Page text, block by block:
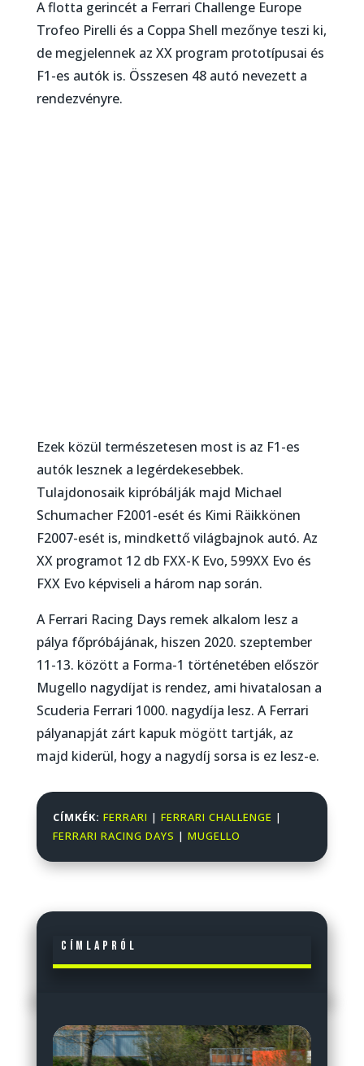
A flotta gerincét a Ferrari Challenge Europe
Trofeo Pirelli és a Coppa Shell mezőnye teszi ki,
de megjelennek az XX program prototípusai és
F1-es autók is. Összesen 48 autó nevezett a
rendezvényre.
Ezek közül természetesen most is az F1-es
autók lesznek a legérdekesebbek.
Tulajdonosaik kipróbálják majd Michael
Schumacher F2001-esét és Kimi Räikkönen
F2007-esét is, mindkettő világbajnok autó. Az
XX programot 12 db FXX-K Evo, 599XX Evo és
FXX Evo képviseli a három nap során.
A Ferrari Racing Days remek alkalom lesz a
pálya főpróbájának, hiszen 2020. szeptember
11-13. között a Forma-1 történetében először
Mugello nagydíjat is rendez, ami hivatalosan a
Scuderia Ferrari 1000. nagydíja lesz. A Ferrari
pályanapját zárt kapuk mögött tartják, az
majd kiderül, hogy a nagydíj sorsa is ez lesz-e.
CÍMKÉK: FERRARI | FERRARI CHALLENGE |
FERRARI RACING DAYS | MUGELLO
Címlapról